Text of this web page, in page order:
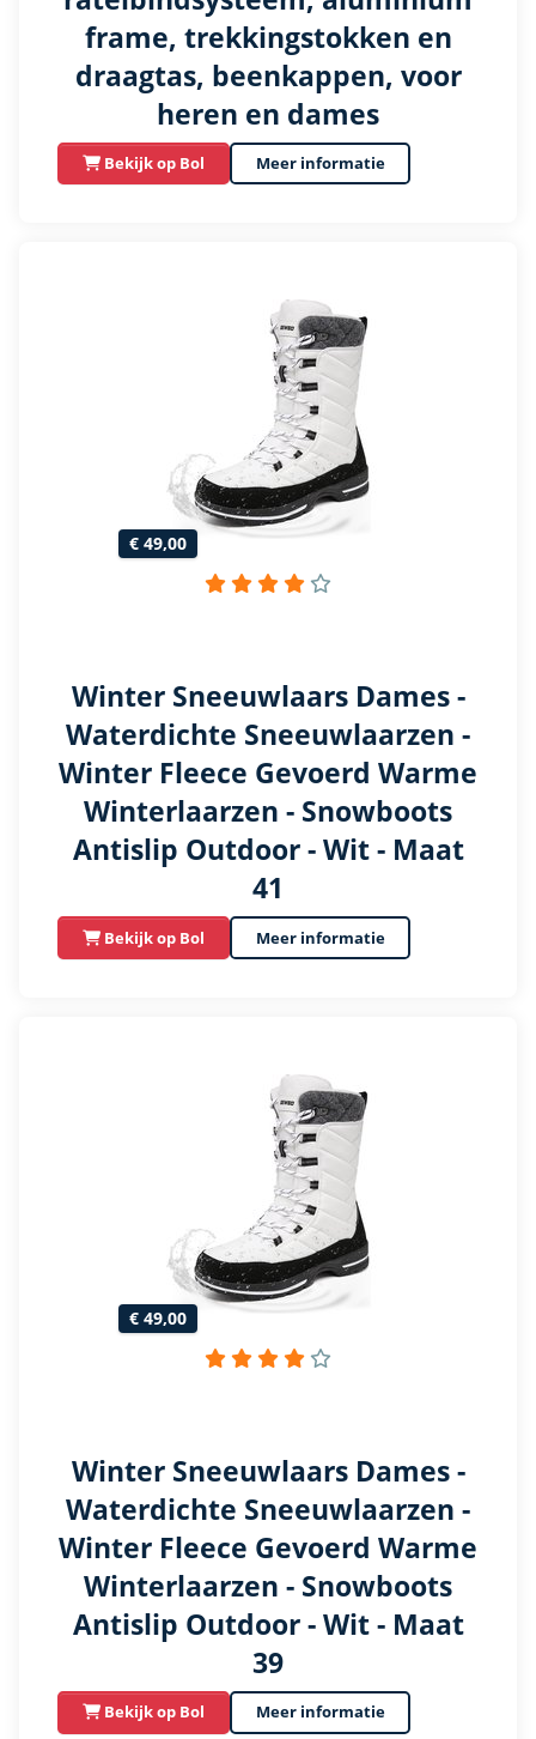
frame, trekkingstokken en
draagtas, beenkappen, voor
heren en dames
Bekijk op Bol Meer informatie
€ 49,00
Winter Sneeuwlaars Dames -
Waterdichte Sneeuwlaarzen -
Winter Fleece Gevoerd Warme
Winterlaarzen - Snowboots
Antislip Outdoor - Wit - Maat
41
Bekijk op Bol Meer informatie
€ 49,00
Winter Sneeuwlaars Dames -
Waterdichte Sneeuwlaarzen -
Winter Fleece Gevoerd Warme
Winterlaarzen - Snowboots
Antislip Outdoor - Wit - Maat
39
Bekijk op Bol Meer informatie